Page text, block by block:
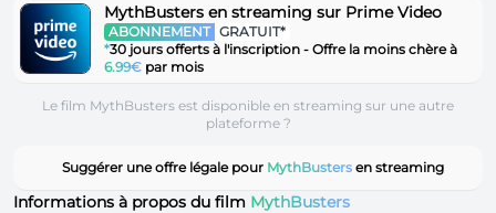
MythBusters en streaming sur Prime Video
ABONNEMENT GRATUIT*
*30 jours offerts à l'inscription - Offre la moins chère à
6.99€ par mois
Le film MythBusters est disponible en streaming sur une autre
plateforme ?
Suggérer une offre légale pour MythBustersen streaming
Informations à propos du film MythBusters